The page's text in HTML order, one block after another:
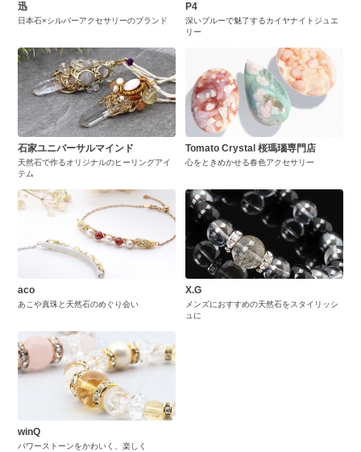
迅
日本石×シルバーアクセサリーのブランド
P4
深いブルーで魅了するカイヤナイトジュエ
リー
石家ユニバーサルマインド
天然石で作るオリジナルのヒーリングアイ
テム
Tomato Crystal 桜瑪瑙専門店
心をときめかせる春色アクセサリー
aco
あこや真珠と天然石のめぐり会い
X.G
メンズにおすすめの天然石をスタイリッシ
ュに
winQ
パワーストーンをかわいく、楽しく